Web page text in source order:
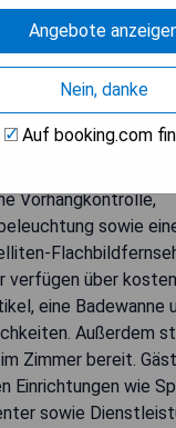
dem kostenlosen
Flughafen
Autofahrt entfernt,
und der Wat Arun
sind. Die
einer Couch
Vorhangkontrolle,
sowie
verfügen über
eine Badewanne
Außerdem
Zimmer bereit.
Einrichtungen wie
sowie
Angebote
Nein, danke
Auf booking.com